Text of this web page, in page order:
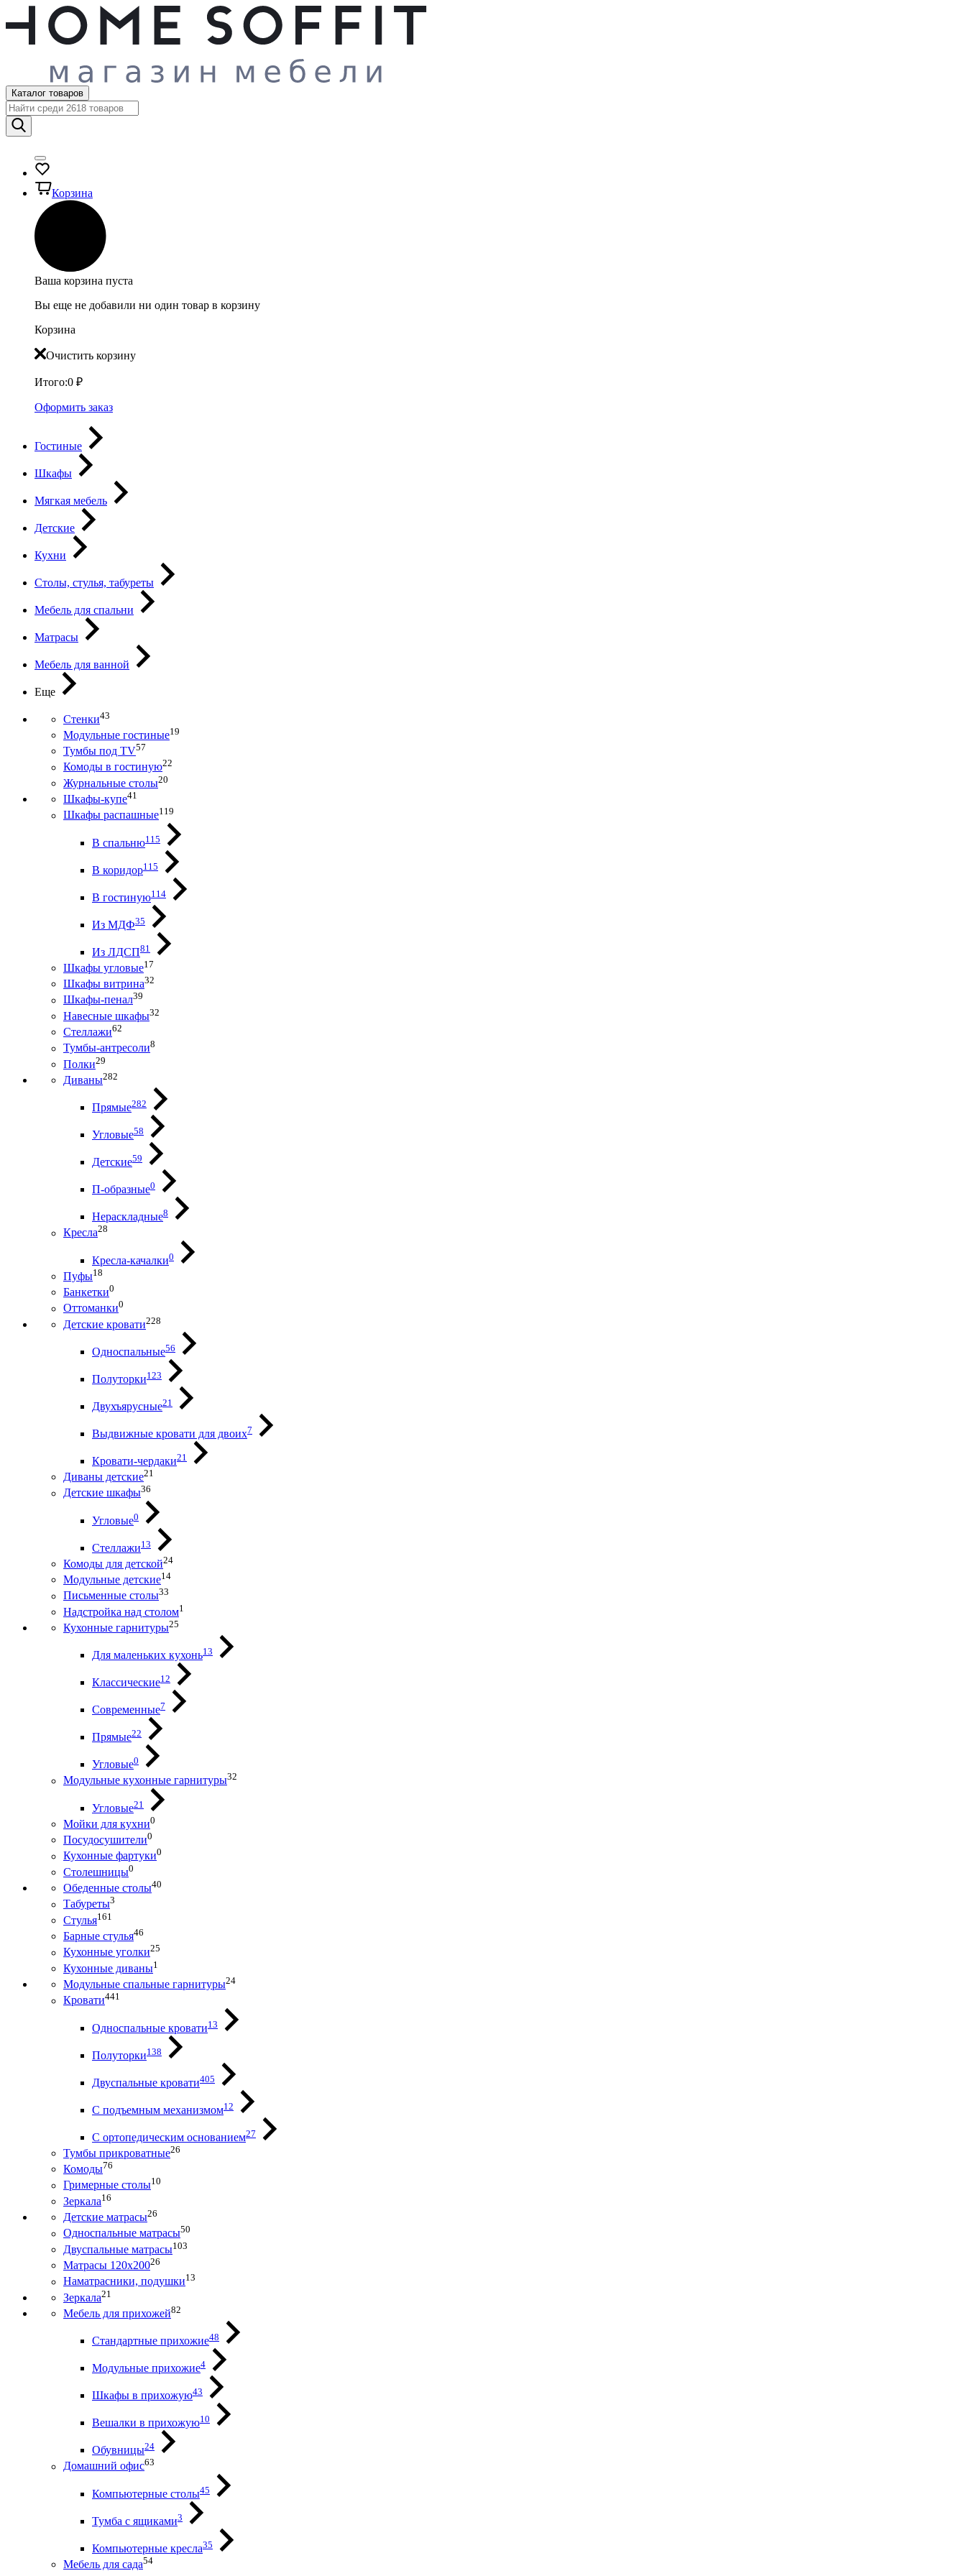
Каталог товаров
Корзина
Ваша корзина пуста
Вы еще не добавили ни один товар в корзину
Корзина
Очистить корзину
Итого:0 ₽
Оформить заказ
Гостиные
Шкафы
Мягкая мебель
Детские
Кухни
Столы, стулья, табуреты
Мебель для спальни
Матрасы
Мебель для ванной
Еще
Стенки43
Модульные гостиные19
Тумбы под ТV57
Комоды в гостиную22
Журнальные столы20
Шкафы-купе41
Шкафы распашные119
В спальню115
В коридор115
В гостиную114
Из МДФ35
Из ЛДСП81
Шкафы угловые17
Шкафы витрина32
Шкафы-пенал39
Навесные шкафы32
Стеллажи62
Тумбы-антресоли8
Полки29
Диваны282
Прямые282
Угловые58
Детские59
П-образные0
Нераскладные8
Кресла28
Кресла-качалки0
Пуфы18
Банкетки0
Оттоманки0
Детские кровати228
Односпальные56
Полуторки123
Двухъярусные21
Выдвижные кровати для двоих7
Кровати-чердаки21
Диваны детские21
Детские шкафы36
Угловые0
Стеллажи13
Комоды для детской24
Модульные детские14
Письменные столы33
Надстройка над столом1
Кухонные гарнитуры25
Для маленьких кухонь13
Классические12
Современные7
Прямые22
Угловые0
Модульные кухонные гарнитуры32
Угловые21
Мойки для кухни0
Посудосушители0
Кухонные фартуки0
Столешницы0
Обеденные столы40
Табуреты3
Стулья161
Барные стулья46
Кухонные уголки25
Кухонные диваны1
Модульные спальные гарнитуры24
Кровати441
Односпальные кровати13
Полуторки138
Двуспальные кровати405
С подъемным механизмом12
С ортопедическим основанием27
Тумбы прикроватные26
Комоды76
Гримерные столы10
Зеркала16
Детские матрасы26
Односпальные матрасы50
Двуспальные матрасы103
Матрасы 120х20026
Наматрасники, подушки13
Зеркала21
Мебель для прихожей82
Стандартные прихожие48
Модульные прихожие4
Шкафы в прихожую43
Вешалки в прихожую10
Обувницы24
Домашний офис63
Компьютерные столы45
Тумба с ящиками3
Компьютерные кресла35
Мебель для сада54